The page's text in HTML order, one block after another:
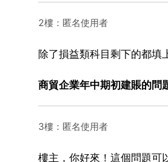
2樓：匿名使用者
除了損益類科目剩下的都填
商貿企業年中期初建賬的問
3樓：匿名使用者
樓主，你好來！這個問題